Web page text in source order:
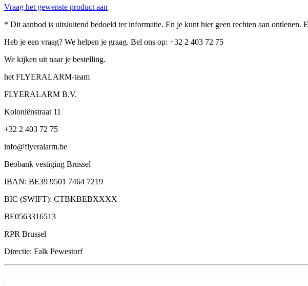
Vraag het gewenste product aan
* Dit aanbod is uitsluitend bedoeld ter informatie. En je kunt hier geen rechten aan
Heb je een vraag? We helpen je graag. Bel ons op: +32 2 403 72 75
We kijken uit naar je bestelling.
het FLYERALARM-team
FLYERALARM B.V.
Koloniënstraat 11
+32 2 403 72 75
info@flyeralarm.be
Beobank vestiging Brussel
IBAN: BE39 9501 7464 7219
BIC (SWIFT): CTBKBEBXXXX
BE0563316513
RPR Brussel
Directie: Falk Pewestorf